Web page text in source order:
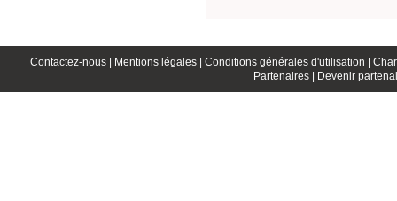
Contactez-nous | Mentions légales | Conditions générales d'utilisation |
Partenaires |
Devenir